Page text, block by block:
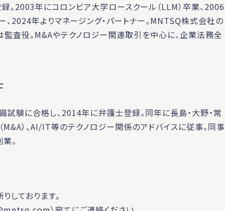
2003年にコロンビア大学ロースクール（LLM）卒業、2006
2024年よりマネージング・パートナー。MNTSQ株式会社の
査役。M&Aやテクノロジー関連取引を中心に、企業法務全
験に合格し、2014年に弁護士登録。同年に長島・大野・常
）、AI/IT等のテクノロジー関係のアドバイスに従事。同事
。
しております。